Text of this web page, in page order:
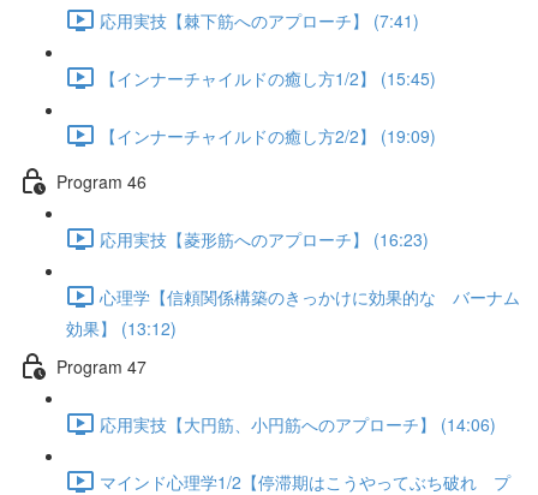
応用実技【棘下筋へのアプローチ】 (7:41)
【インナーチャイルドの癒し方1/2】 (15:45)
【インナーチャイルドの癒し方2/2】 (19:09)
Program 46
応用実技【菱形筋へのアプローチ】 (16:23)
心理学【信頼関係構築のきっかけに効果的な バーナム
効果】 (13:12)
Program 47
応用実技【大円筋、小円筋へのアプローチ】 (14:06)
マインド心理学1/2【停滞期はこうやってぶち破れ プ